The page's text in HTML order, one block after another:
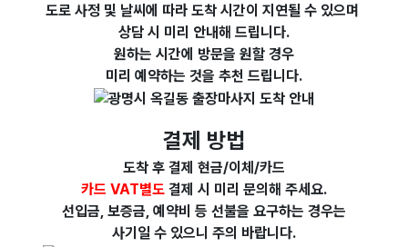
도로 사정 및 날씨에 따라 도착 시간이 지연될 수 있으며
상담 시 미리 안내해 드립니다.
원하는 시간에 방문을 원할 경우
미리 예약하는 것을 추천 드립니다.
결제 방법
도착 후 결제 현금/이체/카드
카드 VAT별도 결제 시 미리 문의해 주세요.
선입금, 보증금, 예약비 등 선불을 요구하는 경우는
사기일 수 있으니 주의 바랍니다.